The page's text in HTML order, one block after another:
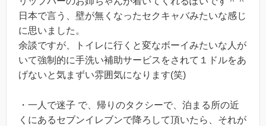
日本で言う、壁が無くなったセクキャバみたいな感じ
に思いました。
余談ですが、トイレに行くと変なボーイみたいな人が
いて強制的に手洗い補助サービスをされて１ドルをあ
げないと気まずい雰囲気になります(笑)
・一人で迷子 で、帰りのタクシーで、泊まる所の近
くにあるセブンイレブンで降ろして頂いたら、それが